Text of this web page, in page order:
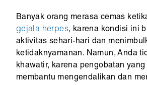
Banyak orang merasa cemas
gejala herpes, karena kondisi ini
aktivitas sehari-hari dan
ketidaknyamanan. Namun, Anda
khawatir, karena pengobatan
membantu mengendalikan dan